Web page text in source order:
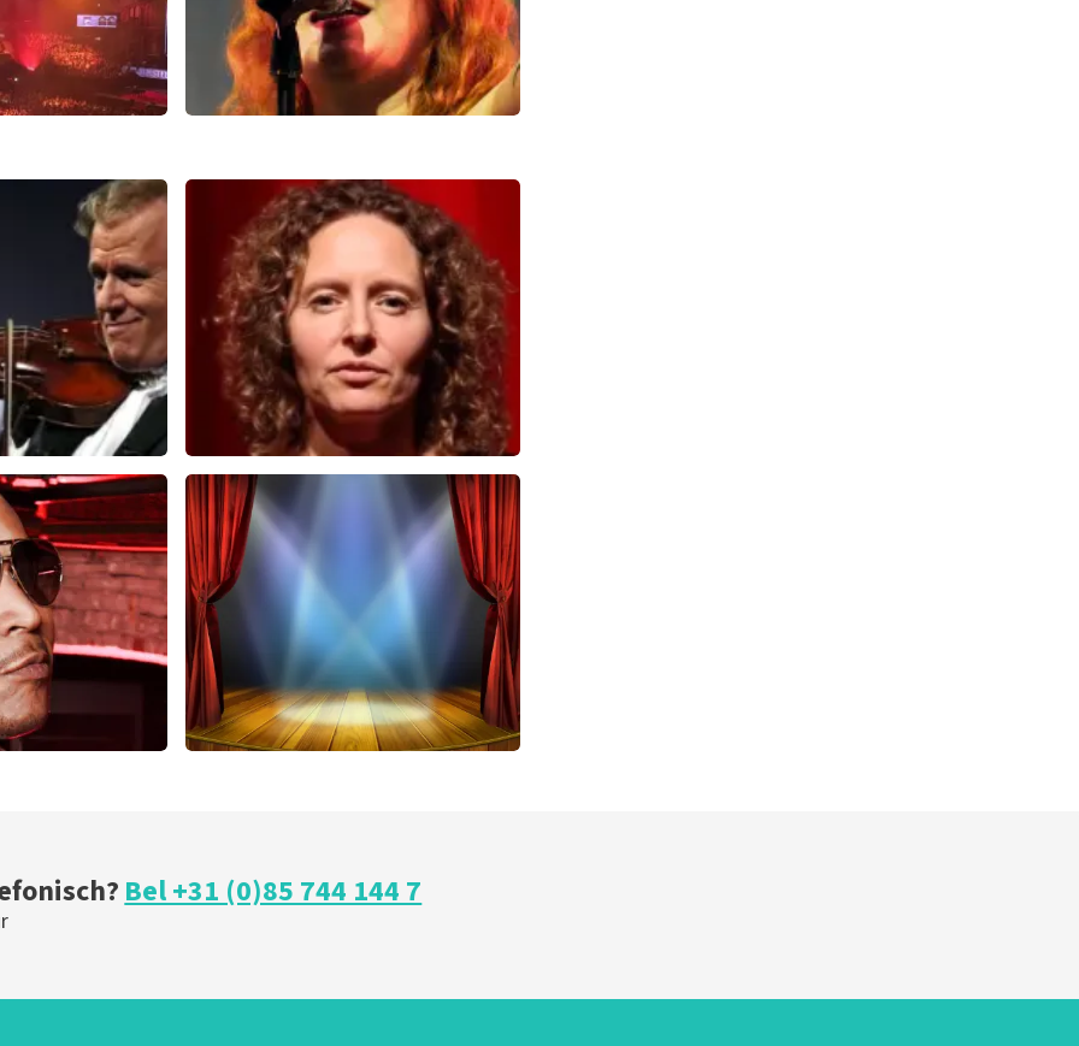
reviews 1reviews
BEKIJKEN
Esther van der Voort
281laatste 30 minuten
BESTEL NU
Bel +31 (0)85 744 144 7